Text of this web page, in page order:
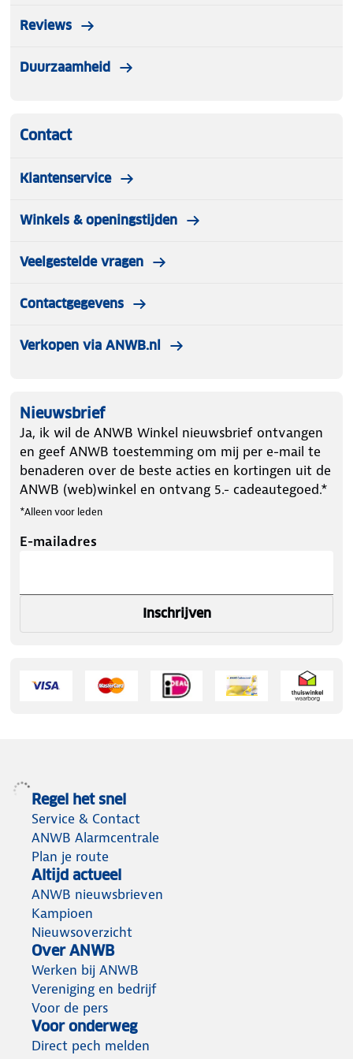
Reviews
Duurzaamheid
Contact
Klantenservice
Winkels & openingstijden
Veelgestelde vragen
Contactgegevens
Verkopen via ANWB.nl
Nieuwsbrief
Ja, ik wil de ANWB Winkel nieuwsbrief ontvangen
en geef ANWB toestemming om mij per e-mail te
benaderen over de beste acties en kortingen uit de
ANWB (web)winkel en ontvang 5.- cadeautegoed.*
*Alleen voor leden
E-mailadres
Inschrijven
Regel het snel
Service & Contact
ANWB Alarmcentrale
Plan je route
Altijd actueel
ANWB nieuwsbrieven
Kampioen
Nieuwsoverzicht
Over ANWB
Werken bij ANWB
Vereniging en bedrijf
Voor de pers
Voor onderweg
Direct pech melden